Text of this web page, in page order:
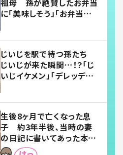
に「美味しそう」「お弁当すご
じいじを駅で待つ孫たち
じいじが来た瞬間…！？「じ
いじイケメン」「デレッデレ」
生後8ヶ月で亡くなった息
子 約3年半後、当時の妻
の日記に書いてあった本音
とは